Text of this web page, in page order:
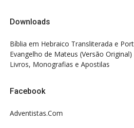
Downloads
Bíblia em Hebraico Transliterada e
Evangelho de Mateus (Versão Original)
Livros, Monografias e Apostilas
Facebook
Adventistas.Com